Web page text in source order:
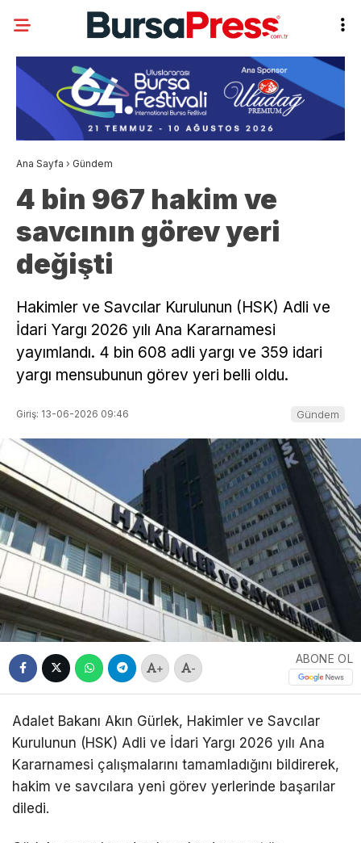
Ana Sayfa › Gündem
4 bin 967 hakim ve
savcının görev yeri
değişti
Hakimler ve Savcılar Kurulunun (HSK) Adli ve
İdari Yargı 2026 yılı Ana Kararnamesi
yayımlandı. 4 bin 608 adli yargı ve 359 idari
yargı mensubunun görev yeri belli oldu.
Giriş: 13-06-2026 09:46 Gündem
+ -
ABONE OL
Adalet Bakanı Akın Gürlek, Hakimler ve Savcılar
Kurulunun (HSK) Adli ve İdari Yargı 2026 yılı Ana
Kararnamesi çalışmalarını tamamladığını bildirerek,
hakim ve savcılara yeni görev yerlerinde başarılar
diledi.